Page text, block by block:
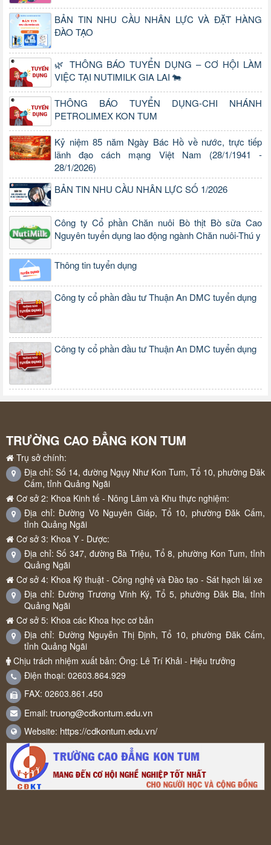
BẢN TIN NHU CẦU NHÂN LỰC VÀ ĐẶT HÀNG
ĐÀO TẠO
🌿 THÔNG BÁO TUYỂN DỤNG – CƠ HỘI LÀM
VIỆC TẠI NUTIMILK GIA LAI 🐄
THÔNG BÁO TUYỂN DỤNG-CHI NHÁNH
PETROLIMEX KON TUM
Kỷ niệm 85 năm Ngày Bác Hồ về nước, trực tiếp
lãnh đạo cách mạng Việt Nam (28/1/1941 -
28/1/2026)
BẢN TIN NHU CẦU NHÂN LỰC SỐ 1/2026
Công ty Cổ phần Chăn nuôi Bò thịt Bò sữa Cao
Nguyên tuyển dụng lao động ngành Chăn nuôi-Thú y
Thông tin tuyển dụng
Công ty cổ phần đầu tư Thuận An DMC tuyển dụng
Công ty cổ phần đầu tư Thuận An DMC tuyển dụng
TRƯỜNG CAO ĐẲNG KON TUM
Trụ sở chính:
Địa chỉ: Số 14, đường Ngụy Như Kon Tum, Tổ 10, phường Đăk
Cấm, tỉnh Quảng Ngãi
Cơ sở 2: Khoa Kinh tế - Nông Lâm và Khu thực nghiệm:
Địa chỉ: Đường Võ Nguyên Giáp, Tổ 10, phường Đăk Cấm,
tỉnh Quảng Ngãi
Cơ sở 3: Khoa Y - Dược:
Địa chỉ: Số 347, đường Bà Triệu, Tổ 8, phường Kon Tum, tỉnh
Quảng Ngãi
Cơ sở 4: Khoa Kỹ thuật - Công nghệ và Đào tạo - Sát hạch lái xe
Địa chỉ: Đường Trương Vĩnh Ký, Tổ 5, phường Đăk Bla, tỉnh
Quảng Ngãi
Cơ sở 5: Khoa các Khoa học cơ bản
Địa chỉ: Đường Nguyễn Thị Định, Tổ 10, phường Đăk Cấm,
tỉnh Quảng Ngãi
Chịu trách nhiệm xuất bản: Ông: Lê Trí Khải - Hiệu trưởng
Điện thoại: 02603.864.929
FAX: 02603.861.450
Email: truong@cdkontum.edu.vn
Website: https://cdkontum.edu.vn/